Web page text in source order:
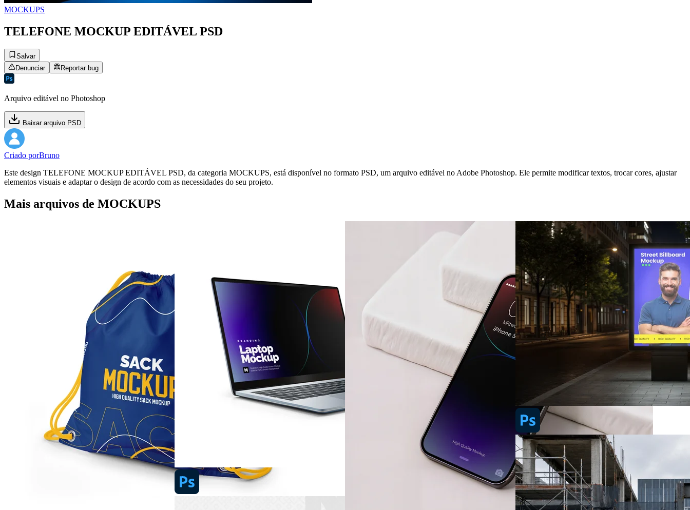
MOCKUPS
TELEFONE MOCKUP EDITÁVEL PSD
Salvar
Denunciar
Reportar bug
Arquivo editável no Photoshop
Baixar arquivo PSD
Criado porBruno
Este design TELEFONE MOCKUP EDITÁVEL PSD, da categoria MOCKUPS, está disponível no formato PSD, um arquivo editável no Adobe Photoshop. Ele permite modificar textos, trocar cores, ajustar
elementos visuais e adaptar o design de acordo com as necessidades do seu projeto.
Mais arquivos de MOCKUPS